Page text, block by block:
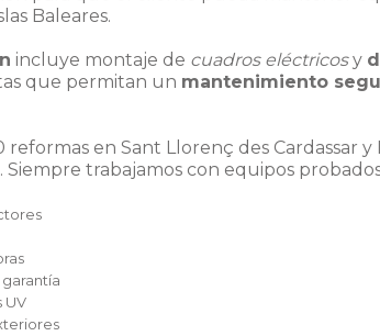
Baleares.
incluye montaje de cuadros eléctricosy
que permitan un mantenimiento
en Sant Llorenç des Cardassar
trabajamos con equipos
UV